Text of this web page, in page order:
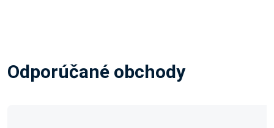
Odporúčané obchody